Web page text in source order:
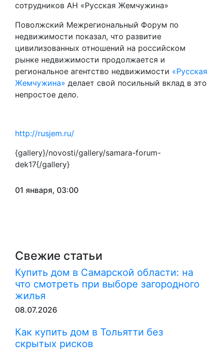
сотрудников АН «Русская Жемчужина»
Поволжский Межрегиональный Форум по
недвижимости показал, что развитие
цивилизованных отношений на российском
рынке недвижимости продолжается и
региональное агентство недвижимости «Русская
Жемчужина» делает свой посильный вклад в это
непростое дело.
http://rusjem.ru/
{gallery}/novosti/gallery/samara-forum-
dek17{/gallery}
01 января, 03:00
Свежие статьи
Купить дом в Самарской области: на
что смотреть при выборе загородного
жилья
08.07.2026
Как купить дом в Тольятти без
скрытых рисков